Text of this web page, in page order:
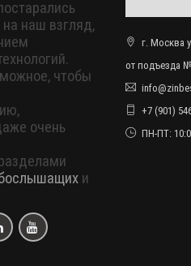
наш взгляд,
чтобы
очень
и
г. Москва
от подъезда
+7 (901)
ПН-ПТ: